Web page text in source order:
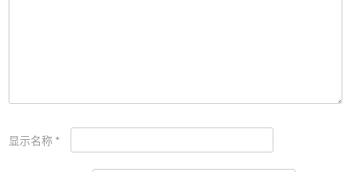
显示名称 *